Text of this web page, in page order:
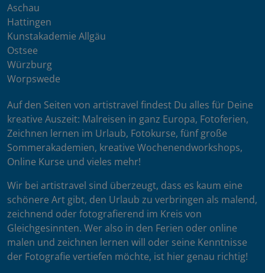
Aschau
Hattingen
Kunstakademie Allgäu
Ostsee
Würzburg
Worpswede
Auf den Seiten von artistravel findest Du alles für Deine
kreative Auszeit: Malreisen in ganz Europa, Fotoferien,
Zeichnen lernen im Urlaub, Fotokurse, fünf große
Sommerakademien, kreative Wochenendworkshops,
Online Kurse und vieles mehr!
Wir bei artistravel sind überzeugt, dass es kaum eine
schönere Art gibt, den Urlaub zu verbringen als malend,
zeichnend oder fotografierend im Kreis von
Gleichgesinnten. Wer also in den Ferien oder online
malen und zeichnen lernen will oder seine Kenntnisse
der Fotografie vertiefen möchte, ist hier genau richtig!